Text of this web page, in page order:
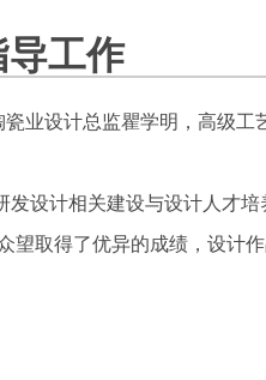
工作
业设计总监瞿学明，高级工
设计相关建设与设计人才
取得了优异的成绩，设计